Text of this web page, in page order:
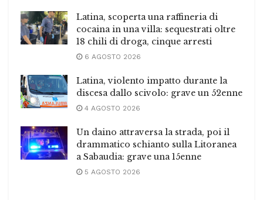
Latina, scoperta una raffineria di
cocaina in una villa: sequestrati oltre
18 chili di droga, cinque arresti
6 AGOSTO 2026
Latina, violento impatto durante la
discesa dallo scivolo: grave un 52enne
4 AGOSTO 2026
Un daino attraversa la strada, poi il
drammatico schianto sulla Litoranea
a Sabaudia: grave una 15enne
5 AGOSTO 2026